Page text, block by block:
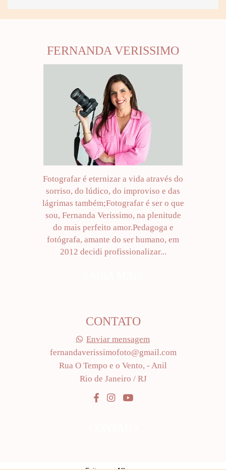
FERNANDA VERISSIMO
Fotografar é eternizar a vida através do
sorriso, do lúdico, do improviso e das
lágrimas também;Fotografar é ser o que
sou, Fernanda Verissimo, na plenitude
do mais perfeito amor.Pedagoga e
fotógrafa, amante do ser humano, em
2012 decidi profissionalizar...
CONTATO
Enviar mensagem
fernandaverissimofoto@gmail.com
Rua O Tempo e o Vento, - Anil
Rio de Janeiro / RJ